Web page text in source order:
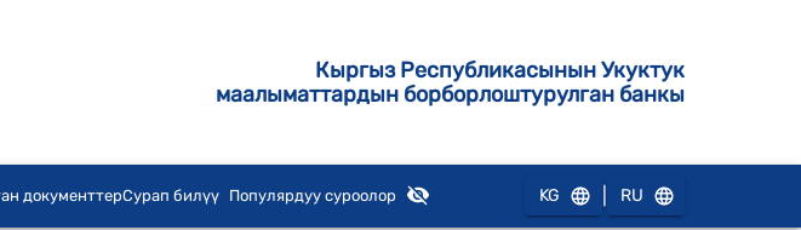
Кыргыз Республикасынын Укуктук
маалыматтардын борборлоштурулган банкы
документтерСурап билүү Популярдуу суроолор KG RU